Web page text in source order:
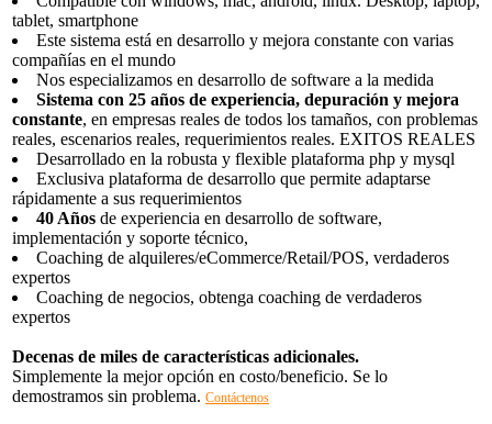
tablet, smartphone
Este sistema está en desarrollo y mejora constante con varias
compañías en el mundo
Nos especializamos en desarrollo de software a la medida
Sistema con 25 años de experiencia, depuración y mejora
constante, en empresas reales de todos los tamaños, con problemas
reales, escenarios reales, requerimientos reales. EXITOS REALES
Desarrollado en la robusta y flexible plataforma php y mysql
Exclusiva plataforma de desarrollo que permite adaptarse
rápidamente a sus requerimientos
40 Años de experiencia en desarrollo de software,
implementación y soporte técnico,
Coaching de alquileres/eCommerce/Retail/POS, verdaderos
expertos
Coaching de negocios, obtenga coaching de verdaderos
expertos
Decenas de miles de características adicionales.
Simplemente la mejor opción en costo/beneficio. Se lo
demostramos sin problema. Contáctenos